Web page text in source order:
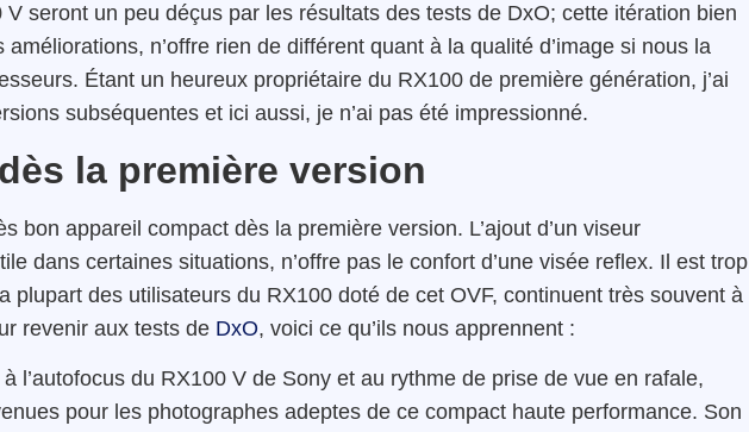
seront un peu déçus par les résultats des tests de DxO; cette itération bien
améliorations, n’offre rien de différent quant à la qualité d’image si nous la
Étant un heureux propriétaire du RX100 de première génération, j’ai
subséquentes et ici aussi, je n’ai pas été impressionné.
la première version
bon appareil compact dès la première version. L’ajout d’un viseur
dans certaines situations, n’offre pas le confort d’une visée reflex. Il est trop
plupart des utilisateurs du RX100 doté de cet OVF, continuent très souvent à
revenir aux tests de DxO, voici ce qu’ils nous apprennent :
l’autofocus du RX100 V de Sony et au rythme de prise de vue en rafale,
pour les photographes adeptes de ce compact haute performance. Son